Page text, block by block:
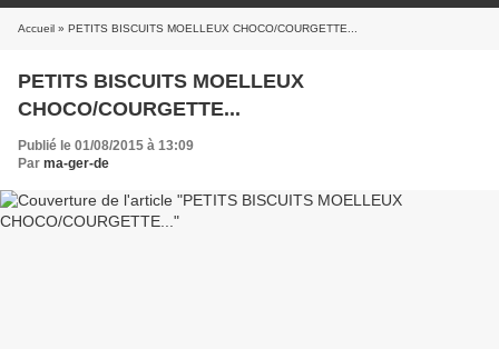
Accueil » PETITS BISCUITS MOELLEUX CHOCO/COURGETTE...
PETITS BISCUITS MOELLEUX
CHOCO/COURGETTE...
Publié le 01/08/2015 à 13:09
Par ma-ger-de